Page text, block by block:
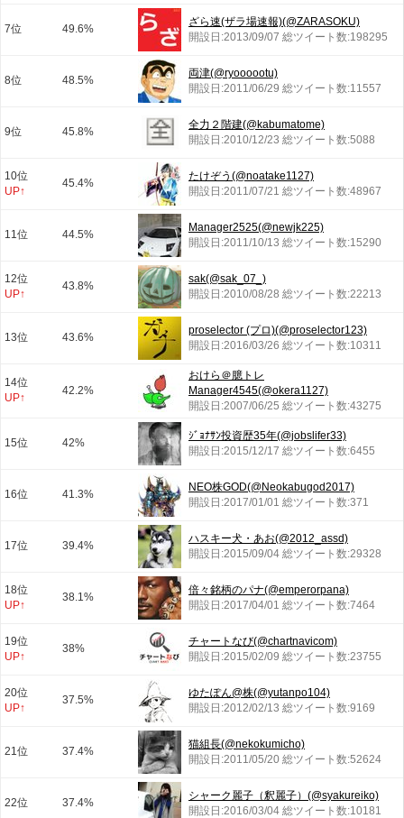
7位 49.6%
ざら速(ザラ場速報)(@ZARASOKU)
開設日:2013/09/07 総ツイート数:198295
8位 48.5%
両津(@ryoooootu)
開設日:2011/06/29 総ツイート数:11557
9位 45.8%
全力２階建(@kabumatome)
開設日:2010/12/23 総ツイート数:5088
10位
UP↑
45.4%
たけぞう(@noatake1127)
開設日:2011/07/21 総ツイート数:48967
11位 44.5%
Manager2525(@newjk225)
開設日:2011/10/13 総ツイート数:15290
12位
UP↑
43.8%
sak(@sak_07_)
開設日:2010/08/28 総ツイート数:22213
13位 43.6%
proselector (プロ)(@proselector123)
開設日:2016/03/26 総ツイート数:10311
14位
UP↑
42.2%
おけら＠臆トレ
Manager4545(@okera1127)
開設日:2007/06/25 総ツイート数:43275
15位 42%
ｼﾞｮﾅｻﾝ投資歴35年(@jobslifer33)
開設日:2015/12/17 総ツイート数:6455
16位 41.3%
NEO株GOD(@Neokabugod2017)
開設日:2017/01/01 総ツイート数:371
17位 39.4%
ハスキー犬・あお(@2012_assd)
開設日:2015/09/04 総ツイート数:29328
18位
UP↑
38.1%
倍々銘柄のパナ(@emperorpana)
開設日:2017/04/01 総ツイート数:7464
19位
UP↑
38%
チャートなび(@chartnavicom)
開設日:2015/02/09 総ツイート数:23755
20位
UP↑
37.5%
ゆたぽん@株(@yutanpo104)
開設日:2012/02/13 総ツイート数:9169
21位 37.4%
猫組長(@nekokumicho)
開設日:2011/05/20 総ツイート数:52624
22位 37.4%
シャーク麗子（釈麗子）(@syakureiko)
開設日:2016/03/04 総ツイート数:10181